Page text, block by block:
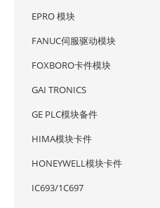
EPRO 模块
FANUC伺服驱动模块
FOXBORO卡件模块
GAI TRONICS
GE PLC模块备件
HIMA模块卡件
HONEYWELL模块卡件
IC693/1C697